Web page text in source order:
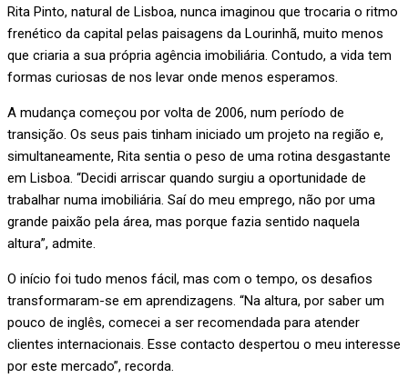
Rita Pinto, natural de Lisboa, nunca imaginou que trocaria o ritmo
frenético da capital pelas paisagens da Lourinhã, muito menos
que criaria a sua própria agência imobiliária. Contudo, a vida tem
formas curiosas de nos levar onde menos esperamos.
A mudança começou por volta de 2006, num período de
transição. Os seus pais tinham iniciado um projeto na região e,
simultaneamente, Rita sentia o peso de uma rotina desgastante
em Lisboa. “Decidi arriscar quando surgiu a oportunidade de
trabalhar numa imobiliária. Saí do meu emprego, não por uma
grande paixão pela área, mas porque fazia sentido naquela
altura”, admite.
O início foi tudo menos fácil, mas com o tempo, os desafios
transformaram-se em aprendizagens. “Na altura, por saber um
pouco de inglês, comecei a ser recomendada para atender
clientes internacionais. Esse contacto despertou o meu interesse
por este mercado”, recorda.